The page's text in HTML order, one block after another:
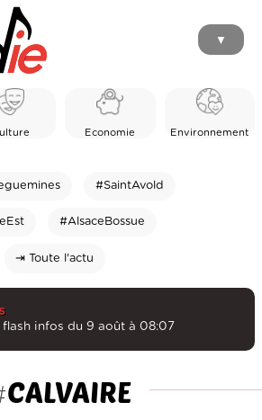
▼
Economie Environnement
#SaintAvold
#AlsaceBossue
⇥ Toute l'actu
flash infos du 9 août à 08:07
CALVAIRE